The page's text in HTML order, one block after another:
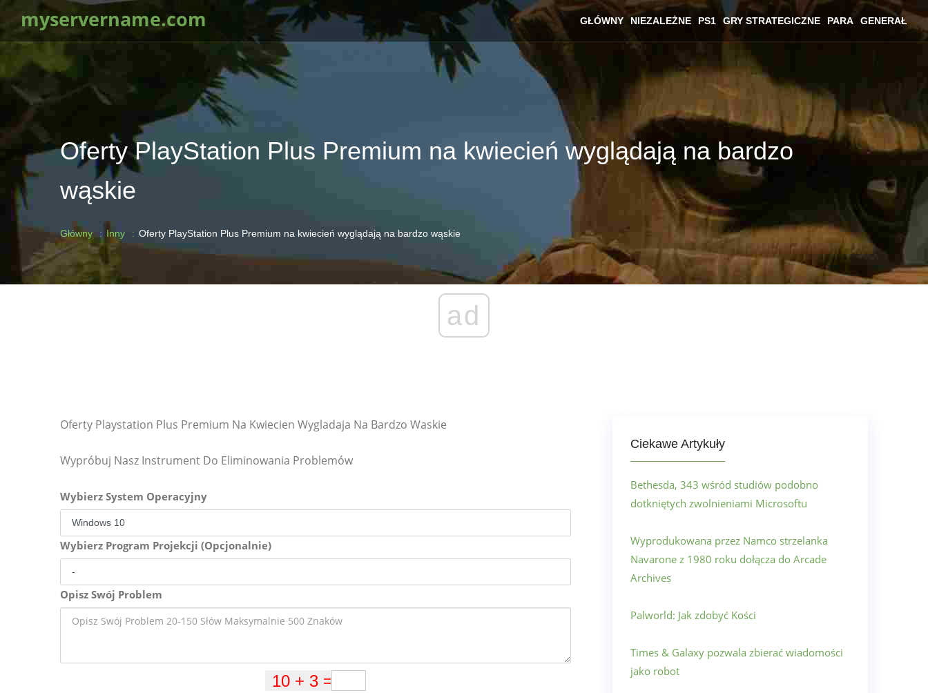
myservername.com GŁÓWNY NIEZALEŻNE PS1 GRY STRATEGICZNE PARA GENERAŁ
Oferty PlayStation Plus Premium na kwiecień wyglądają na bardzo
wąskie
Główny Inny Oferty PlayStation Plus Premium na kwiecień wyglądają na bardzo wąskie
ad
Oferty Playstation Plus Premium Na Kwiecien Wygladaja Na Bardzo Waskie
Wypróbuj Nasz Instrument Do Eliminowania Problemów
Wybierz System Operacyjny
Wybierz Program Projekcji (Opcjonalnie)
Opisz Swój Problem
Ciekawe Artykuły
Bethesda, 343 wśród studiów podobno
dotkniętych zwolnieniami Microsoftu
Wyprodukowana przez Namco strzelanka
Navarone z 1980 roku dołącza do Arcade
Archives
Palworld: Jak zdobyć Kości
Times & Galaxy pozwala zbierać wiadomości
jako robot